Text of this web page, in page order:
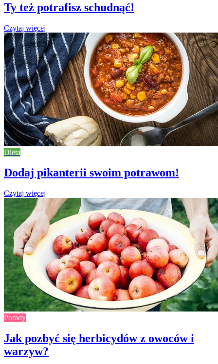
Ty też potrafisz schudnąć!
Czytaj więcej
Dieta
Dodaj pikanterii swoim potrawom!
Czytaj więcej
Porady
Jak pozbyć się herbicydów z owoców i
warzyw?